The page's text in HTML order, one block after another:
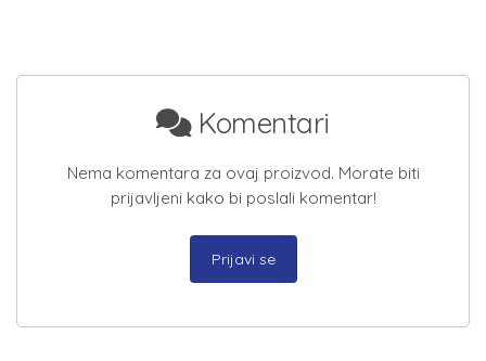
Komentari
Nema komentara za ovaj proizvod. Morate biti
prijavljeni kako bi poslali komentar!
Prijavi se